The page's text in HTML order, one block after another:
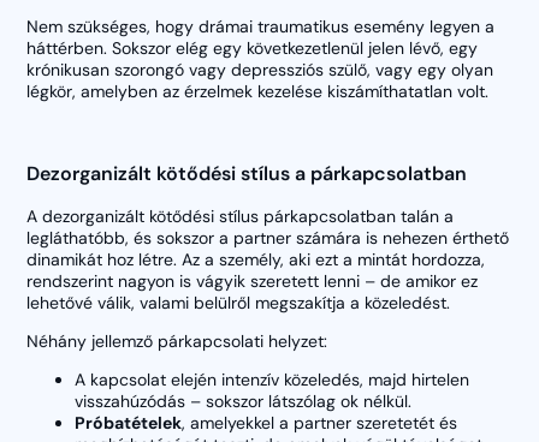
Nem szükséges, hogy drámai traumatikus esemény legyen a
háttérben. Sokszor elég egy következetlenül jelen lévő, egy
krónikusan szorongó vagy depressziós szülő, vagy egy olyan
légkör, amelyben az érzelmek kezelése kiszámíthatatlan volt.
Dezorganizált kötődési stílus a párkapcsolatban
A dezorganizált kötődési stílus párkapcsolatban talán a
legláthatóbb, és sokszor a partner számára is nehezen érthető
dinamikát hoz létre. Az a személy, aki ezt a mintát hordozza,
rendszerint nagyon is vágyik szeretett lenni – de amikor ez
lehetővé válik, valami belülről megszakítja a közeledést.
Néhány jellemző párkapcsolati helyzet:
A kapcsolat elején intenzív közeledés, majd hirtelen
visszahúzódás – sokszor látszólag ok nélkül.
Próbatételek, amelyekkel a partner szeretetét és